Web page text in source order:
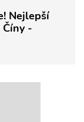
Nejlepší
-